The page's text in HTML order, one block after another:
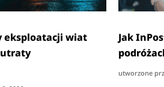
eksploatacji wiat
utraty
Jak
utworzone